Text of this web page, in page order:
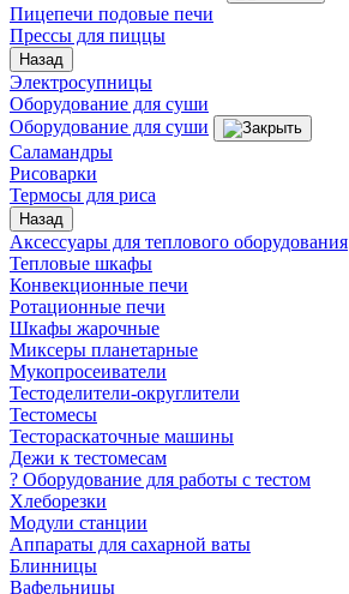
Пицепечи подовые печи
Прессы для пиццы
Назад
Электросупницы
Оборудование для суши
Оборудование для суши
Саламандры
Рисоварки
Термосы для риса
Назад
Аксессуары для теплового оборудования
Тепловые шкафы
Конвекционные печи
Ротационные печи
Шкафы жарочные
Миксеры планетарные
Мукопросеиватели
Тестоделители-округлители
Тестомесы
Тестораскаточные машины
Дежи к тестомесам
? Оборудование для работы с тестом
Хлеборезки
Модули станции
Аппараты для сахарной ваты
Блинницы
Вафельницы